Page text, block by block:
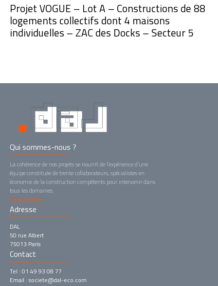
Projet VOGUE – Lot A – Constructions de 88
logements collectifs dont 4 maisons
individuelles – ZAC des Docks – Secteur 5
Qui sommes-nous ?
La cohérence de nos projets se nourrit de l’expérience d’une
équipe constituée de trente collaborateurs, spécialistes en
économie de la construction compétents pour intervenir dans
tous les domaines.
Lire la suite...
Adresse
DAL
50 rue Albert
75013 Paris
Contact
Tel : 01 49 93 08 77
Email : societe@dal-eco.com